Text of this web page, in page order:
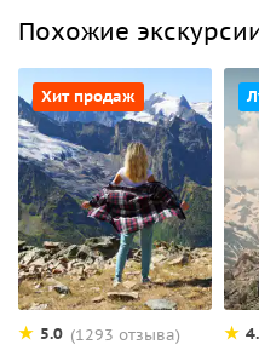
Похожие
Хит продаж
5.0 (1293 отзыва)